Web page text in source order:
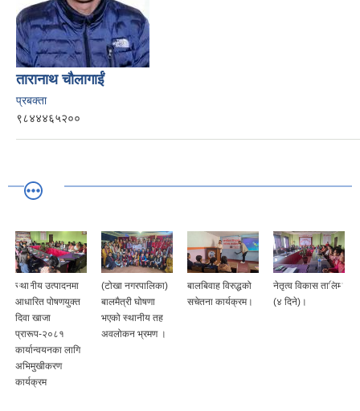
तारानाथ चौलागाईं
प्रबक्ता
९८४४४६५२००
स्थानीय उत्पादनमा
आधारित पोषणयुक्त
दिवा खाजा
प्रारूप-२०८१
कार्यान्वयनका लागि
अभिमुखीकरण
कार्यक्रम
(टोखा नगरपालिका)
बालमैत्री घोषणा
भएको स्थानीय तह
अवलोकन भ्रमण ।
बालबिवाह विरुद्धको
सचेतना कार्यक्रम।
नेतृत्व विकास तालिम
(४ दिने)।